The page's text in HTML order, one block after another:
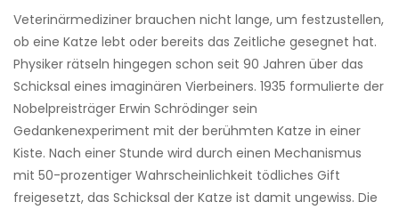
Veterinärmediziner brauchen nicht lange, um festzustellen,
ob eine Katze lebt oder bereits das Zeitliche gesegnet hat.
Physiker rätseln hingegen schon seit 90 Jahren über das
Schicksal eines imaginären Vierbeiners. 1935 formulierte der
Nobelpreisträger Erwin Schrödinger sein
Gedankenexperiment mit der berühmten Katze in einer
Kiste. Nach einer Stunde wird durch einen Mechanismus
mit 50-prozentiger Wahrscheinlichkeit tödliches Gift
freigesetzt, das Schicksal der Katze ist damit ­ungewiss. Die